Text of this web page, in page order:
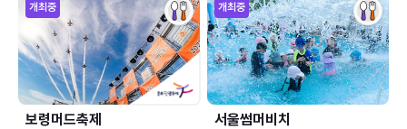
개최중
보령머드축제
개최중
서울썸머비치